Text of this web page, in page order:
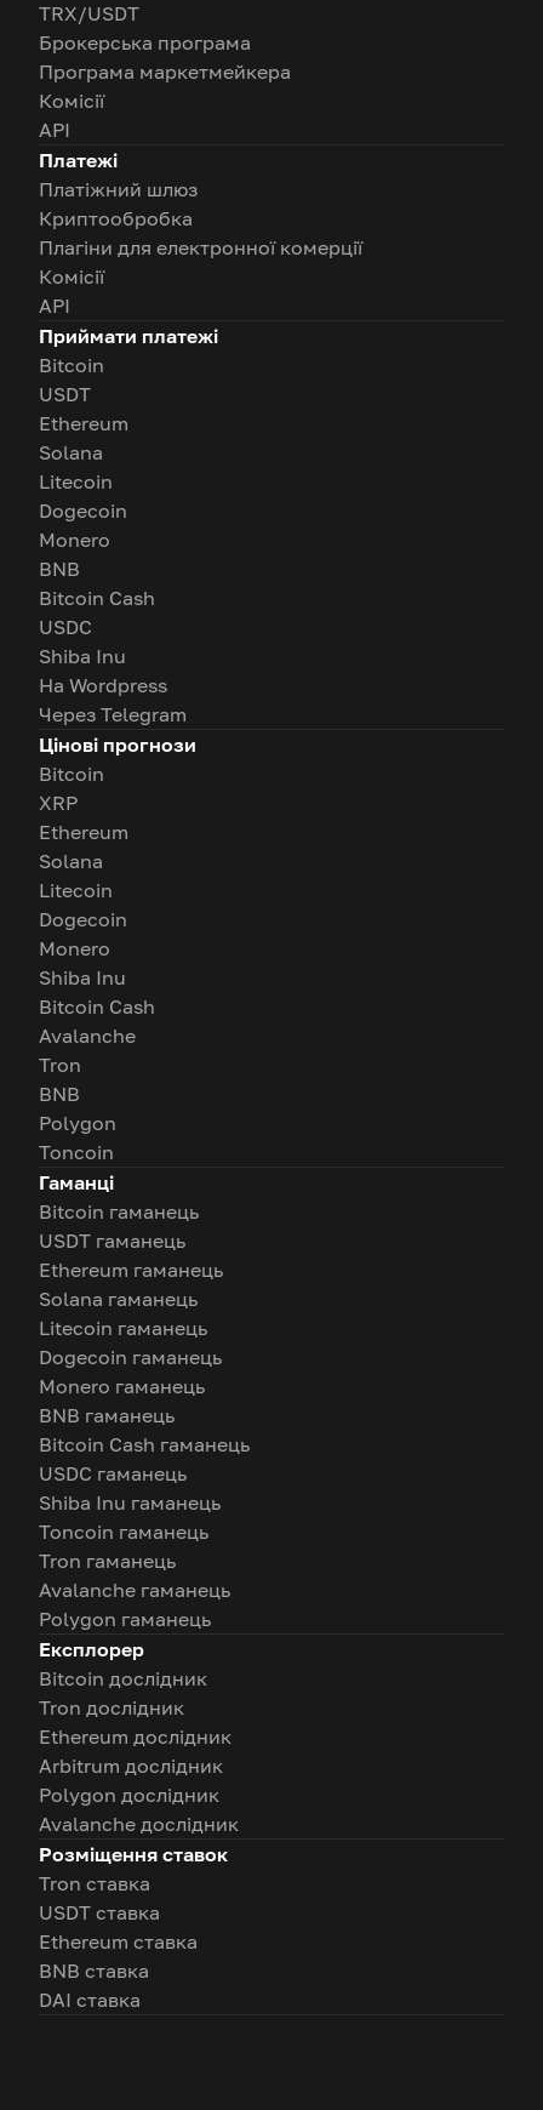
TRX/USDT
Брокерська програма
Програма маркетмейкера
Комісії
API
Платежі
Платіжний шлюз
Криптообробка
Плагіни для електронної комерції
Комісії
API
Приймати платежі
Bitcoin
USDT
Ethereum
Solana
Litecoin
Dogecoin
Monero
BNB
Bitcoin Cash
USDC
Shiba Inu
На Wordpress
Через Telegram
Цінові прогнози
Bitcoin
XRP
Ethereum
Solana
Litecoin
Dogecoin
Monero
Shiba Inu
Bitcoin Cash
Avalanche
Tron
BNB
Polygon
Toncoin
Гаманці
Bitcoin гаманець
USDT гаманець
Ethereum гаманець
Solana гаманець
Litecoin гаманець
Dogecoin гаманець
Monero гаманець
BNB гаманець
Bitcoin Cash гаманець
USDC гаманець
Shiba Inu гаманець
Toncoin гаманець
Tron гаманець
Avalanche гаманець
Polygon гаманець
Експлорер
Bitcoin дослідник
Tron дослідник
Ethereum дослідник
Arbitrum дослідник
Polygon дослідник
Avalanche дослідник
Розміщення ставок
Tron ставка
USDT ставка
Ethereum ставка
BNB ставка
DAI ставка